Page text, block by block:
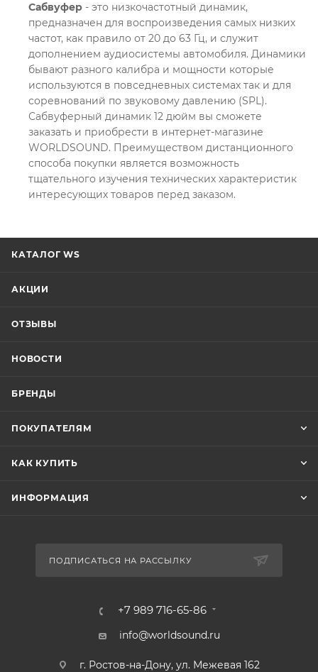
Сабвуфер - это низкочастотный динамик,
предназначен для воспроизведения самых низких
частот, как правило от 20 до 63 Гц, и служит
дополнением аудиосистемы автомобиля. Динамики
бывают разного калибра и мощности которые
используются в повседневных системах так и для
соревнований по звуковому давлению (SPL).
Сабвуферный динамик 12 дюйм вы сможете
заказать и приобрести в интернет-магазине
WORLDSOUND. Преимуществом дистанционного
способа покупки является возможность
тщательного изучения технических характеристик
интересующих товаров перед заказом.
КАТАЛОГ WS
АКЦИИ
ОТЗЫВЫ
НОВОСТИ
БРЕНДЫ
ПОКУПАТЕЛЯМ
КАК КУПИТЬ
ИНФОРМАЦИЯ
ПОДПИСАТЬСЯ НА РАССЫЛКУ
+7 989 716-65-86
info@worldsound.ru
г. Ростов-на-Дону, ул. Межевая 162